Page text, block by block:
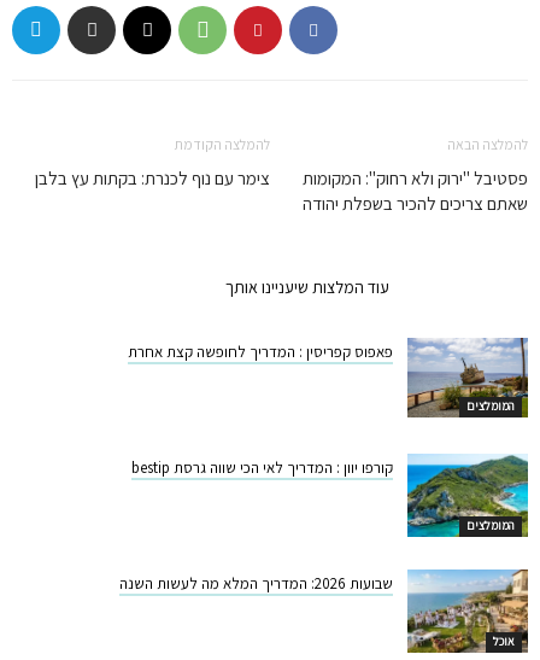
להמלצה הקודמת
צימר עם נוף לכנרת: בקתות עץ בלבן
להמלצה הבאה
פסטיבל "ירוק ולא רחוק": המקומות
שאתם צריכים להכיר בשפלת יהודה
עוד המלצות שיעניינו אותך
המומלצים
פאפוס קפריסין : המדריך לחופשה קצת אחרת
המומלצים
קורפו יוון : המדריך לאי הכי שווה גרסת bestip
אוכל
שבועות 2026: המדריך המלא מה לעשות השנה